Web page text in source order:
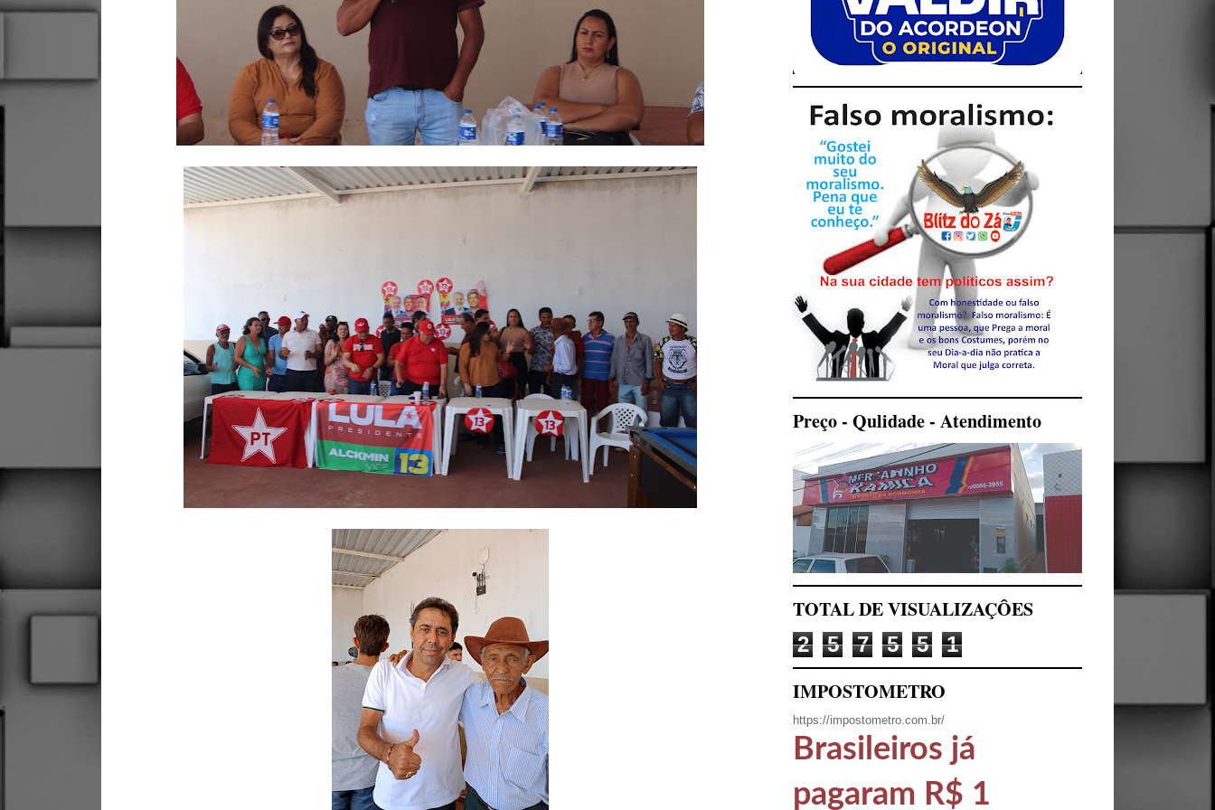
Preço - Qulidade - Atendimento
TOTAL DE VISUALIZAÇÔES
2 5 7 5 5 1
IMPOSTOMETRO
https://impostometro.com.br/
Brasileiros já
pagaram R$ 1